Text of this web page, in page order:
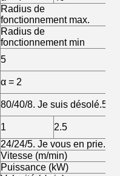
Radius de
fonctionnement max.
Radius de
fonctionnement min
5
α = 2
80/40/8. Je suis désolé.5
1 2.5
24/24/5. Je vous en prie.5
Vitesse (m/min)
Puissance (kW)